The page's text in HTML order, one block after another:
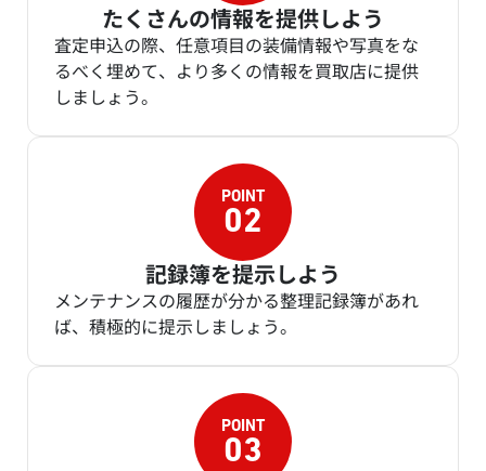
たくさんの情報を提供しよう
査定申込の際、任意項目の装備情報や写真をな
るべく埋めて、より多くの情報を買取店に提供
しましょう。
記録簿を提示しよう
メンテナンスの履歴が分かる整理記録簿があれ
ば、積極的に提示しましょう。